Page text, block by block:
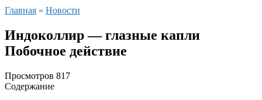
Главная » Новости
Индоколлир — глазные капли
Побочное действие
Просмотров 817
Содержание